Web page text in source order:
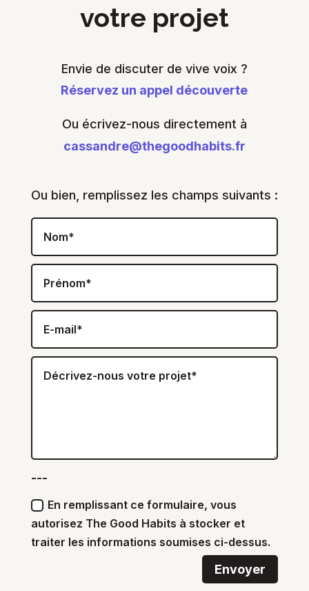
votre projet
Envie de discuter de vive voix ?
Réservez un appel découverte
Ou écrivez-nous directement à
cassandre@thegoodhabits.fr
Ou bien, remplissez les champs suivants :
---
En remplissant ce formulaire, vous
autorisez The Good Habits à stocker et
traiter les informations soumises ci-dessus.
Envoyer